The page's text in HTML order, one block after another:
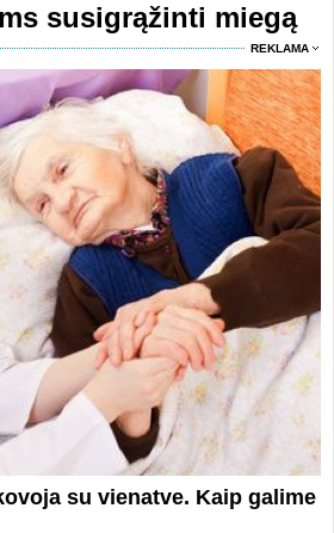
susigrąžinti miegą
REKLAMA
su vienatve. Kaip galime